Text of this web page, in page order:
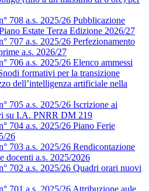
708 a.s. 2025/26 Pubblicazione
Estate Terza Edizione 2026/27
707 a.s. 2025/26 Perfezionamento
a.s. 2026/27
706 a.s. 2025/26 Elenco ammessi
formativi per la transizione
dell’intelligenza artificiale nella
705 a.s. 2025/26 Iscrizione ai
su I.A. PNRR DM 219
704 a.s. 2025/26 Piano Ferie
26
703 a.s. 2025/26 Rendicontazione
docenti a.s. 2025/2026
702 a.s. 2025/26 Quadri orari nuovi